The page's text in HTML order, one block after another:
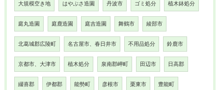
大規模空き地 はやぶさ造園 丹波市 ゴミ処分 植木鉢処分
庭丸造園 庭鹿造園 庭吉造園 舞鶴市 綾部市
北葛城郡広陵町 名古屋市、春日井市 不用品処分 鈴鹿市
京都市、大津市 植木処分 泉南郡岬町 田辺市 日高郡
綴喜郡 伊都郡 能勢町 彦根市 栗東市 豊能町